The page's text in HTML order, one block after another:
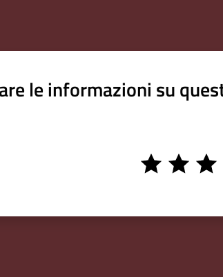
le informazioni su
3
stars
2
stars
1
stars